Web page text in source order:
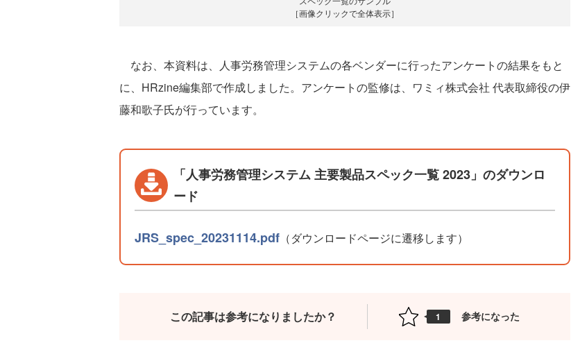
［画像クリックで全体表示］
なお、本資料は、人事労務管理システムの各ベンダーに行ったアンケートの結果をもと
に、HRzine編集部で作成しました。アンケートの監修は、ワミィ株式会社 代表取締役の伊
藤和歌子氏が行っています。
「人事労務管理システム 主要製品スペック一覧 2023」のダウンロ
ード
JRS_spec_20231114.pdf （ダウンロードページに遷移します）
この記事は参考になりましたか？ 1 参考になった